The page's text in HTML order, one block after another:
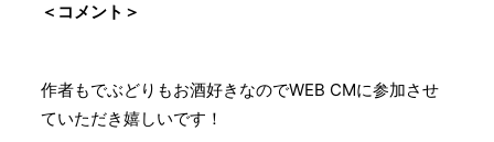
＜コメント＞
作者もでぶどりもお酒好きなのでWEB CMに参加させ
ていただき嬉しいです！